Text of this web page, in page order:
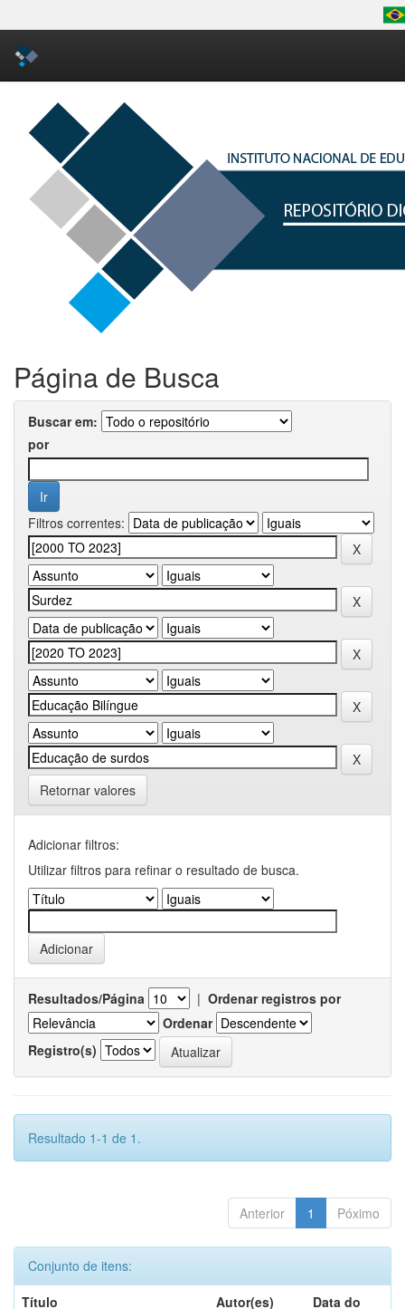
Skip
navigation
Página de Busca
Buscar em:
por
Filtros correntes:
Retornar valores
Adicionar filtros:
Utilizar filtros para refinar o resultado de busca.
Resultados/Página | Ordenar registros por
Ordenar
Registro(s)
Resultado 1-1 de 1.
Anterior 1 Póximo
Conjunto de itens:
Título
Autor(es)
Data do